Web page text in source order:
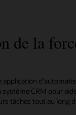
de la
application
CRM pour
tâches tout au long